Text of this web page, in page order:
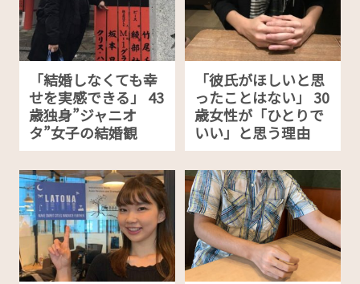
「結婚しなくても幸
せを実感できる」 43
歳独身”ジャニオ
タ”女子の結婚観
「彼氏がほしいと思
ったことはない」 30
歳女性が「ひとりで
いい」と思う理由